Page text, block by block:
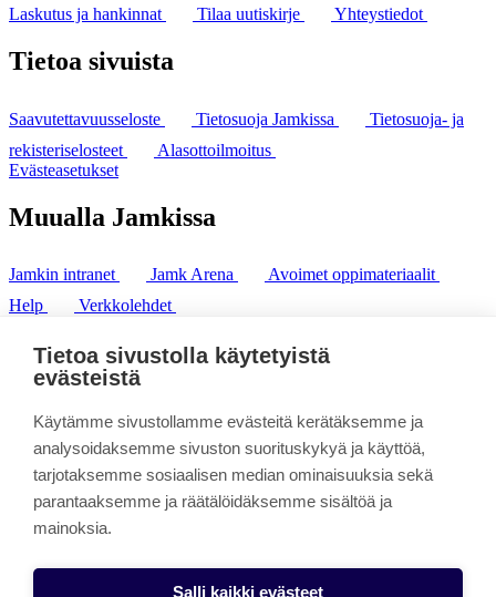
Laskutus ja hankinnat Tilaa uutiskirje Yhteystiedot
Tietoa sivuista
Saavutettavuusseloste Tietosuoja Jamkissa
Tietosuoja- ja
rekisteriselosteet
Alasottoilmoitus
Evästeasetukset
Muualla Jamkissa
Jamkin intranet Jamk Arena
Avoimet oppimateriaalit
Help
Verkkolehdet
puh. +358 20 743 8100
fax. +358 14 449 9694
Tietoa sivustolla käytetyistä
evästeistä
Käytämme sivustollamme evästeitä kerätäksemme ja
analysoidaksemme sivuston suorituskykyä ja käyttöä,
tarjotaksemme sosiaalisen median ominaisuuksia sekä
parantaaksemme ja räätälöidäksemme sisältöä ja
mainoksia.
Salli kaikki evästeet